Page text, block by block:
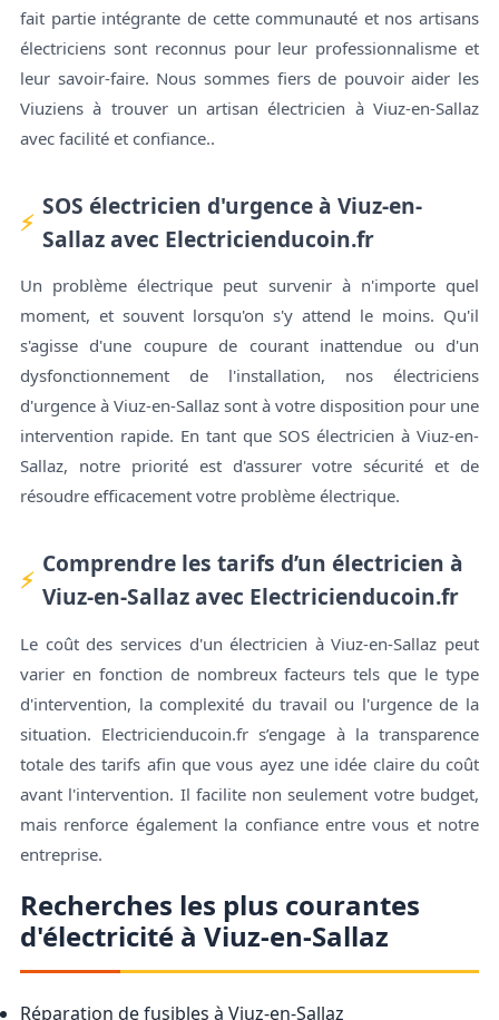
fait partie intégrante de cette communauté et nos artisans
électriciens sont reconnus pour leur professionnalisme et
leur savoir-faire. Nous sommes fiers de pouvoir aider les
Viuziens à trouver un artisan électricien à Viuz-en-Sallaz
avec facilité et confiance..
SOS électricien d'urgence à Viuz-en-
Sallaz avec Electricienducoin.fr
Un problème électrique peut survenir à n'importe quel
moment, et souvent lorsqu'on s'y attend le moins. Qu'il
s'agisse d'une coupure de courant inattendue ou d'un
dysfonctionnement de l'installation, nos électriciens
d'urgence à Viuz-en-Sallaz sont à votre disposition pour une
intervention rapide. En tant que SOS électricien à Viuz-en-
Sallaz, notre priorité est d'assurer votre sécurité et de
résoudre efficacement votre problème électrique.
Comprendre les tarifs d’un électricien à
Viuz-en-Sallaz avec Electricienducoin.fr
Le coût des services d'un électricien à Viuz-en-Sallaz peut
varier en fonction de nombreux facteurs tels que le type
d'intervention, la complexité du travail ou l'urgence de la
situation. Electricienducoin.fr s’engage à la transparence
totale des tarifs afin que vous ayez une idée claire du coût
avant l'intervention. Il facilite non seulement votre budget,
mais renforce également la confiance entre vous et notre
entreprise.
Recherches les plus courantes
d'électricité à Viuz-en-Sallaz
Réparation de fusibles à Viuz-en-Sallaz